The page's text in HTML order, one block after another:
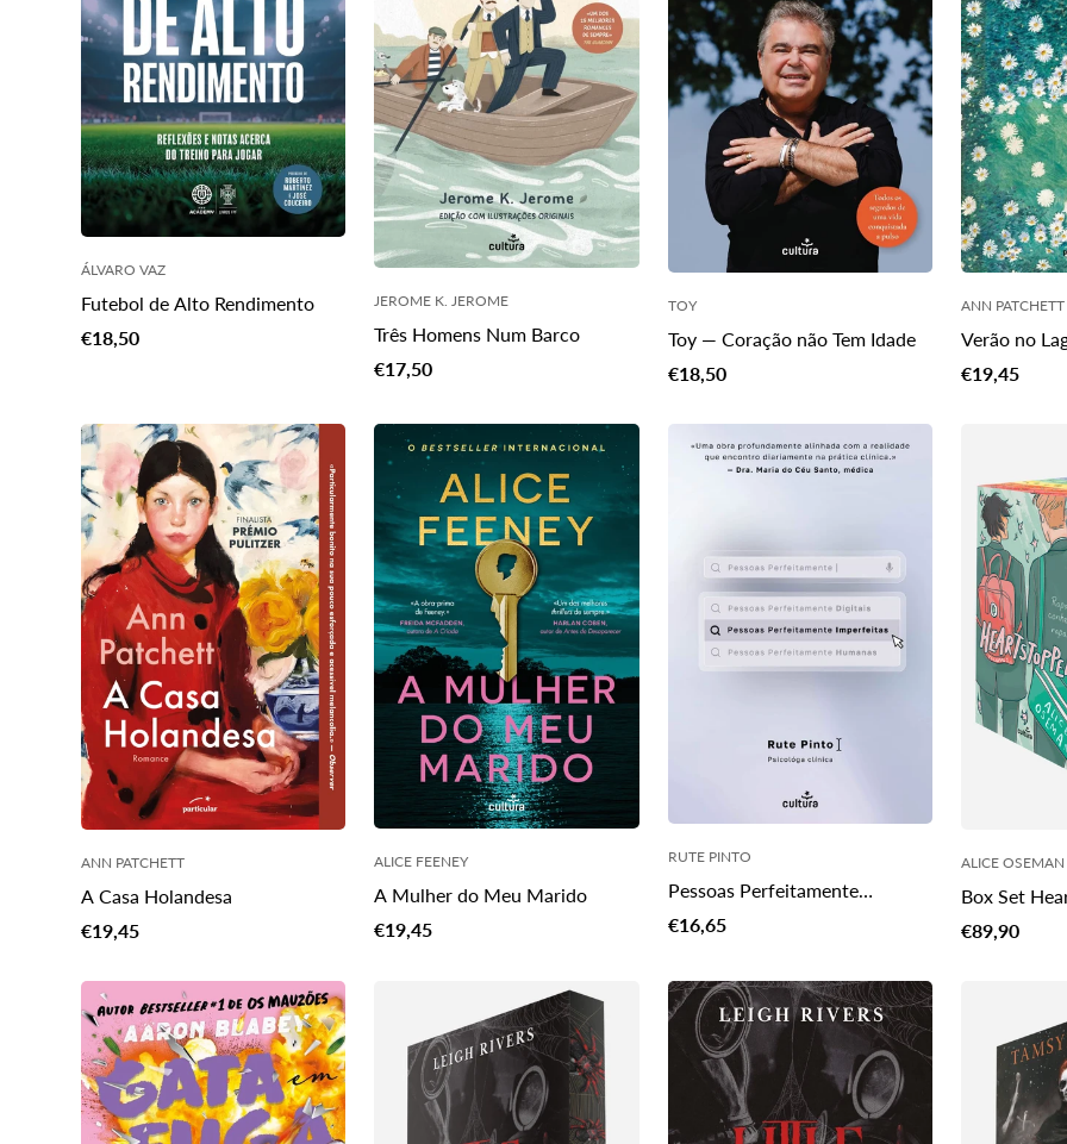
ÁLVARO VAZ
Futebol de Alto Rendimento
Translation
PT.products.product.price.regular_price
€18,50
JEROME K. JEROME
Três Homens Num Barco
Translation
pt-
PT.products.product.price.regular_price
€17,50
TOY
Toy — Coração não Tem Idade
Translation
pt-
PT.products.product.price.regular_price
€18,50
ANN PATCHETT
Verão no
Translation
€19,45
ANN PATCHETT
A Casa Holandesa
Translation
pt-
PT.products.product.price.regular_price
€19,45
ALICE FEENEY
A Mulher do Meu Marido
Translation
PT.products.product.price.regular_price
€19,45
RUTE PINTO
Pessoas Perfeitamente
Imperfeitas
Translation
pt-
PT.products.product.price.regular_price
€16,65
ALICE OSEMAN
Box Set
Translation
€89,90